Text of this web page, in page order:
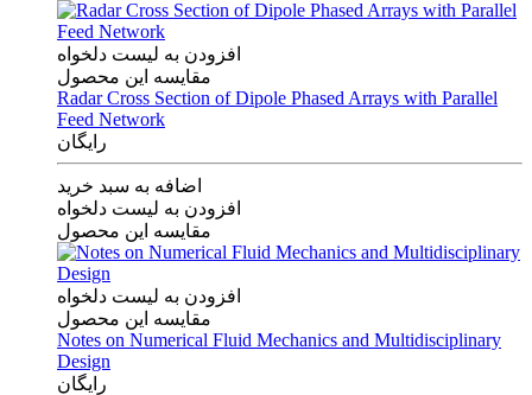
افزودن به لیست دلخواه
مقایسه این محصول
Radar Cross Section of Dipole Phased Arrays with Parallel
Feed Network
رایگان
اضافه به سبد خرید
افزودن به لیست دلخواه
مقایسه این محصول
افزودن به لیست دلخواه
مقایسه این محصول
Notes on Numerical Fluid Mechanics and Multidisciplinary
Design
رایگان